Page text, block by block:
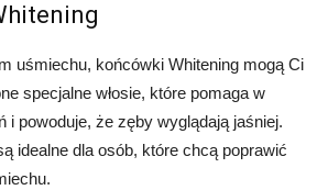
uśmiechu, końcówki Whitening mogą Ci
specjalne włosie, które pomaga w
i powoduje, że zęby wyglądają jaśniej.
idealne dla osób, które chcą poprawić